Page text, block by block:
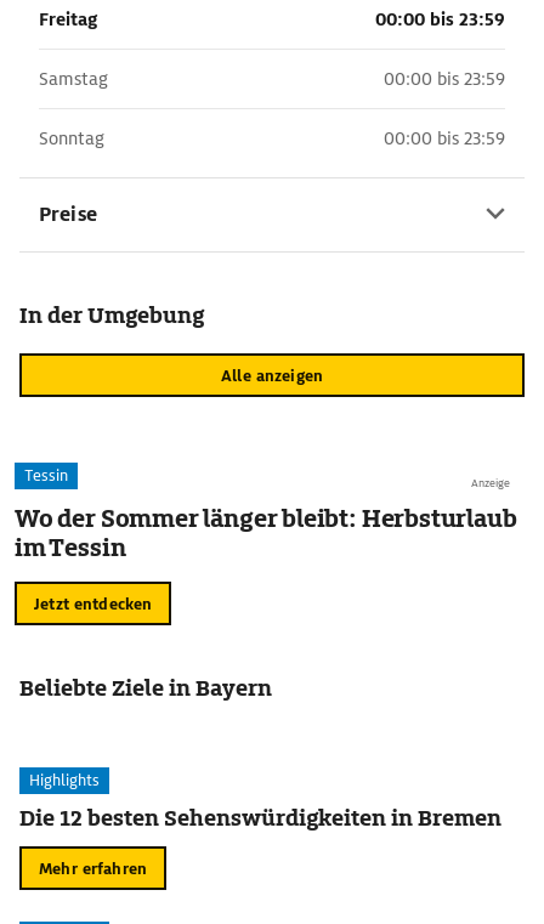
Freitag 00:00 bis 23:59
Samstag 00:00 bis 23:59
Sonntag 00:00 bis 23:59
Preise
In der Umgebung
Alle anzeigen
Anzeige
Tessin
Wo der Sommer länger bleibt: Herbsturlaub
im Tessin
Jetzt entdecken
Beliebte Ziele in Bayern
Highlights
Die 12 besten Sehenswürdigkeiten in Bremen
Mehr erfahren